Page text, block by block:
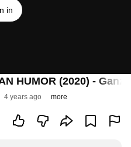
in
HUMOR (2020) -
4 years ago more